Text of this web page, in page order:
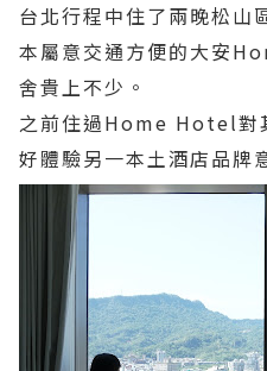
台北行程中住了兩晚松山
本屬意交通方便的大安
舍貴上不少。
之前住過Home Hotel對
好體驗另一本土酒店品牌